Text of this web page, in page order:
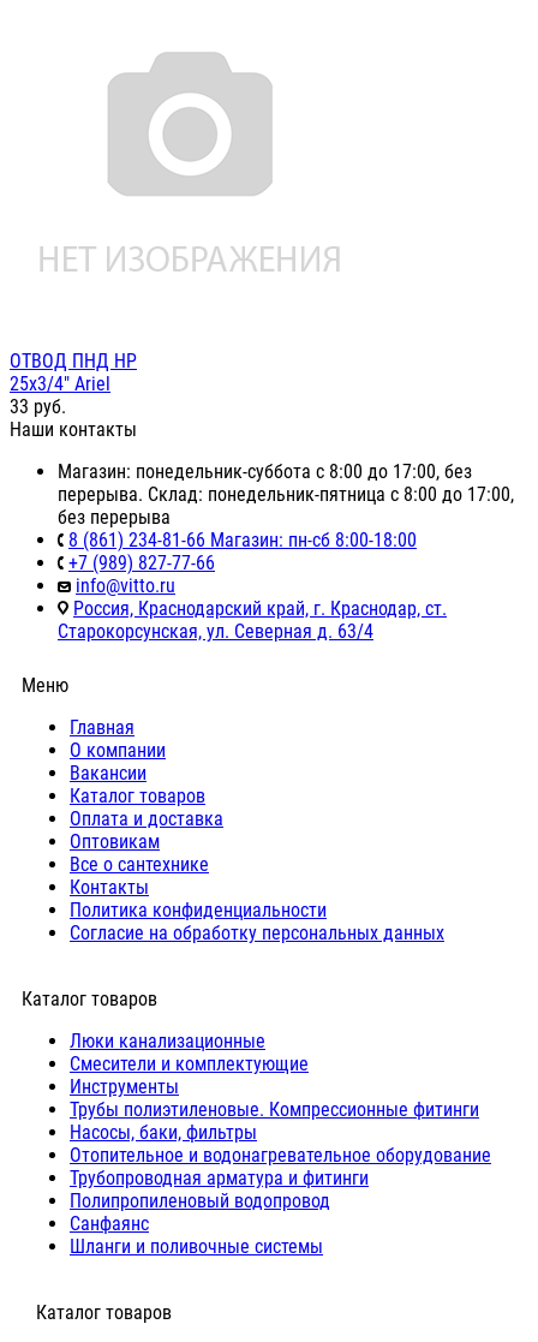
ОТВОД ПНД НР
25х3/4" Ariel
33 руб.
Наши контакты
Магазин: понедельник-суббота с 8:00 до 17:00, без
перерыва. Склад: понедельник-пятница с 8:00 до 17:00,
без перерыва
8 (861) 234-81-66 Магазин: пн-сб 8:00-18:00
+7 (989) 827-77-66
info@vitto.ru
Россия, Краснодарский край, г. Краснодар, ст.
Старокорсунская, ул. Северная д. 63/4
Меню
Главная
О компании
Вакансии
Каталог товаров
Оплата и доставка
Оптовикам
Все о сантехнике
Контакты
Политика конфиденциальности
Согласие на обработку персональных данных
Каталог товаров
Люки канализационные
Cмесители и комплектующие
Инструменты
Трубы полиэтиленовые. Компрессионные фитинги
Насосы, баки, фильтры
Отопительное и водонагревательное оборудование
Трубопроводная арматура и фитинги
Полипропиленовый водопровод
Санфаянс
Шланги и поливочные системы
⠀Каталог товаров